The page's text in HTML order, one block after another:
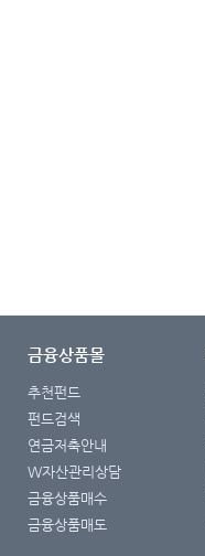
금융상품몰
추천펀드
펀드검색
연금저축안내
W자산관리상담
금융상품매수
금융상품매도